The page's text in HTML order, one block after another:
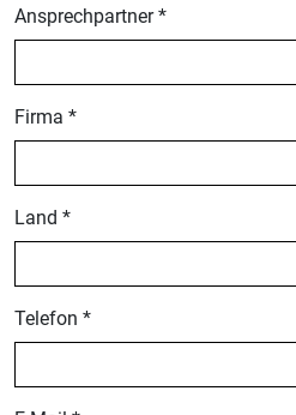
Ansprechpartner *
Firma *
Land *
Telefon *